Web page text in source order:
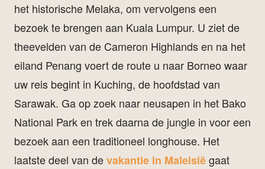
het historische Melaka, om vervolgens een
bezoek te brengen aan Kuala Lumpur. U ziet de
theevelden van de Cameron Highlands en na het
eiland Penang voert de route u naar Borneo waar
uw reis begint in Kuching, de hoofdstad van
Sarawak. Ga op zoek naar neusapen in het Bako
National Park en trek daarna de jungle in voor een
bezoek aan een traditioneel longhouse. Het
laatste deel van devakantie in Maleisiëgaat